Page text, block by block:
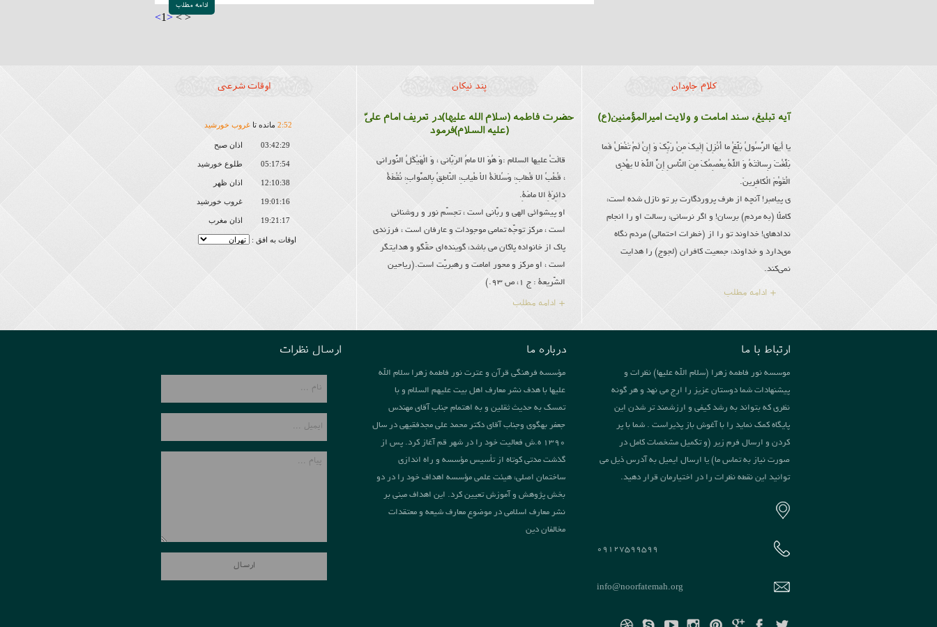
ادامه مطلب
<1> < >
کلام جاودان
آیه تبلیغ، سند امامت و ولایت امیرالمؤمنین(ع)
یا أَیهَا الرَّسُولُ بَلِّغْ ما أُنْزِلَ إِلَیكَ مِنْ رَبِّكَ وَ إِنْ لَمْ تَفْعَلْ فَما
بَلَّغْتَ رِسالَتَهُ وَ اللَّهُ یعْصِمُكَ مِنَ النَّاسِ إِنَّ اللَّهَ لا یهْدِی
الْقَوْمَ الْكافِرینَ.
ى پیامبر! آنچه از طرف پروردگارت بر تو نازل شده است،
كاملًا (به مردم) برسان! و اگر نرسانی، رسالت او را انجام
نداده‏اى! خداوند تو را از (خطرات احتمالى) مردم نگاه
مى‏دارد و خداوند، جمعیت كافران (لجوج) را هدایت
نمی‌کند.
+ ادامه مطلب
پند نیکان
حضرت فاطمه (سلام الله علیها)در تعریف امام علىّ
(علیه السلام)فرمود
قالَتْ علیها السلام :وَ هُوَ الا مامُ الرَبّانى ، وَ الْهَیْكَلُ النُّورانى
، قُطْبُ الا قْطابِ، وَسُلالَةُ الاْ طْیابِ، النّاطِقُ بِالصَّوابِ، نُقْطَةُ
دائِرَةِ الا مامَةِ.
او پیشوائى الهى و ربّانى است ، تجسّم نور و روشنائى
است ، مركز توجّه تمامى موجودات و عارفان است ، فرزندى
پاك از خانواده پاكان مى باشد، گوینده‌اى حقّگو و هدایتگر
است ، او مركز و محور امامت و رهبریّت است.(ریاحین
الشّریعة : ج 1، ص 93.)
+ ادامه مطلب
اوقات شرعی
2:52 مانده تا غروب خورشید
03:42:29 اذان صبح
05:17:54 طلوع خورشید
12:10:38 اذان ظهر
19:01:16 غروب خورشید
19:21:17 اذان مغرب
اوقات به افق :
ارتباط با ما
موسسه نور فاطمه زهرا (سلام الله علیها) نظرات و
پیشنهادات شما دوستان عزیز را ارج می نهد و هر گونه
نظری که بتواند به رشد کیفی و ارزشمند تر شدن این
پایگاه کمک نماید را با آغوش باز پذیراست . شما با پر
کردن و ارسال فرم زیر (و تکمیل مشخصات کامل در
صورت نیاز به تماس ما) یا ارسال ایمیل به آدرس ذیل می
توانید این نقطه نظرات را در اختیارمان قرار دهید.
09127599599
info@noorfatemah.org
درباره ما
مؤسسه فرهنگی قرآن و عترت نور فاطمه زهرا سلام الله
علیها با هدف نشر معارف اهل بیت علیهم السلام و با
تمسک به حدیث ثقلین و به اهتمام جناب آقای مهندس
جعفر بهگوی وجناب آقای دکتر محمد علی مجدفقیهی در سال
1390 ه.ش فعالیت خود را در شهر قم آغاز کرد. پس از
گذشت مدتی کوتاه از تأسیس مؤسسه و راه اندازی
ساختمان اصلی، هیئت علمی مؤسسه اهداف خود را در دو
بخش پژوهش و آموزش تعیین کرد. این اهداف مبنی بر
نشر معارف اسلامی در موضوع معارف شیعه و معتقدات
مخالفان دین
ارسال نظرات